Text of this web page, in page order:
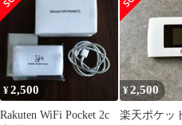
¥2,500
Rakuten WiFi Pocket 2c
¥2,500
楽天ポケ